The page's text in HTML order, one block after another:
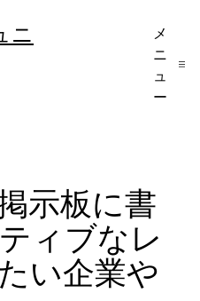
ニ
メ
ニ
ュ
ー
示板に書
ィブなレ
い企業や